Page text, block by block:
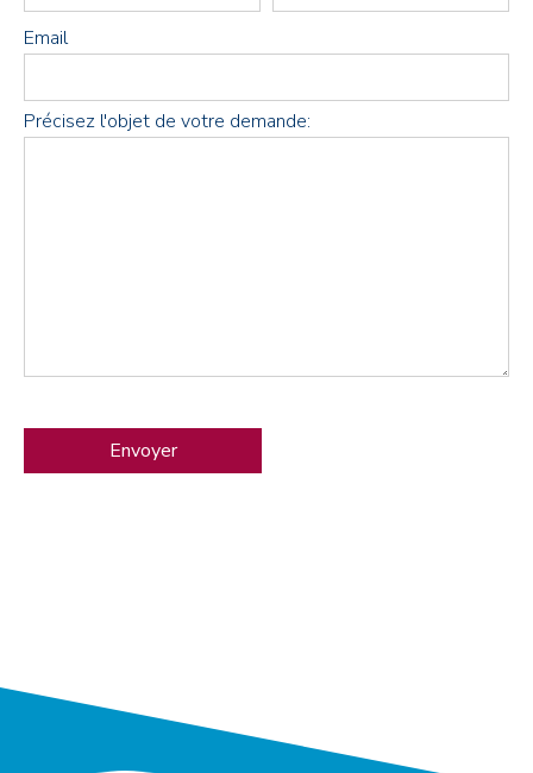
Email
Précisez l'objet de votre demande: